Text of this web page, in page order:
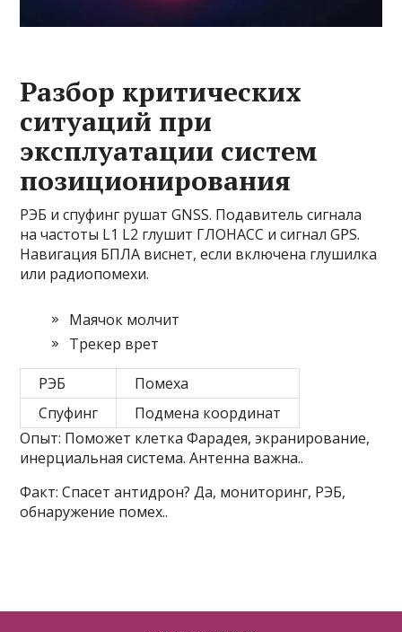
Разбор критических
ситуаций при
эксплуатации систем
позиционирования
РЭБ и спуфинг рушат GNSS. Подавитель сигнала
на частоты L1 L2 глушит ГЛОНАСС и сигнал GPS.
Навигация БПЛА виснет, если включена глушилка
или радиопомехи.
Маячок молчит
Трекер врет
РЭБ
Помеха
Спуфинг
Подмена координат
Опыт: Поможет клетка Фарадея, экранирование,
инерциальная система. Антенна важна..
Факт: Спасет антидрон? Да, мониторинг, РЭБ,
обнаружение помех..